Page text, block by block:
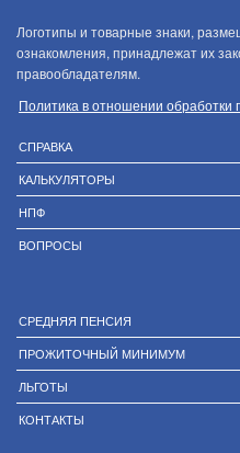
Логотипы и товарные знаки,
ознакомления, принадлежат их
правообладателям.
Политика в отношении
СПРАВКА
КАЛЬКУЛЯТОРЫ
НПФ
ВОПРОСЫ
СРЕДНЯЯ ПЕНСИЯ
ПРОЖИТОЧНЫЙ МИНИМУМ
ЛЬГОТЫ
КОНТАКТЫ